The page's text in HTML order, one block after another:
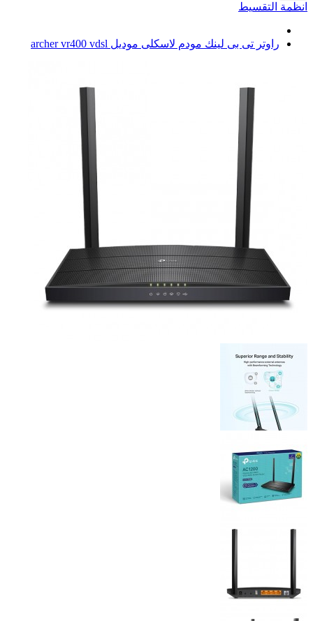
انظمة التقسيط
راوتر تى بى لينك مودم لاسكلى موديل archer vr400 vdsl